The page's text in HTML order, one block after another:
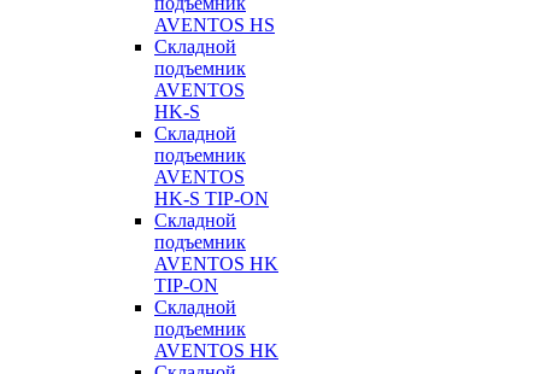
AVENTOS HS
Складной
подъемник
AVENTOS
HK-S
Складной
подъемник
AVENTOS
HK-S TIP-ON
Складной
подъемник
AVENTOS HK
TIP-ON
Складной
подъемник
AVENTOS HK